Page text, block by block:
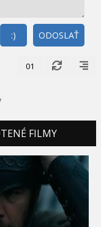
ODOSLAŤ
:)
01
FILMY